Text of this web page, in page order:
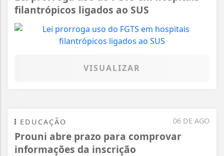
filantrópicos ligados ao SUS
VISUALIZAR
06 DE AGO
EDUCAÇÃO
Prouni abre prazo para comprovar
informações da inscrição